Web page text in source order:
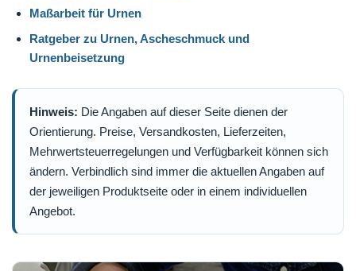
Maßarbeit für Urnen
Ratgeber zu Urnen, Ascheschmuck und
Urnenbeisetzung
Hinweis: Die Angaben auf dieser Seite dienen der
Orientierung. Preise, Versandkosten, Lieferzeiten,
Mehrwertsteuerregelungen und Verfügbarkeit können sich
ändern. Verbindlich sind immer die aktuellen Angaben auf
der jeweiligen Produktseite oder in einem individuellen
Angebot.